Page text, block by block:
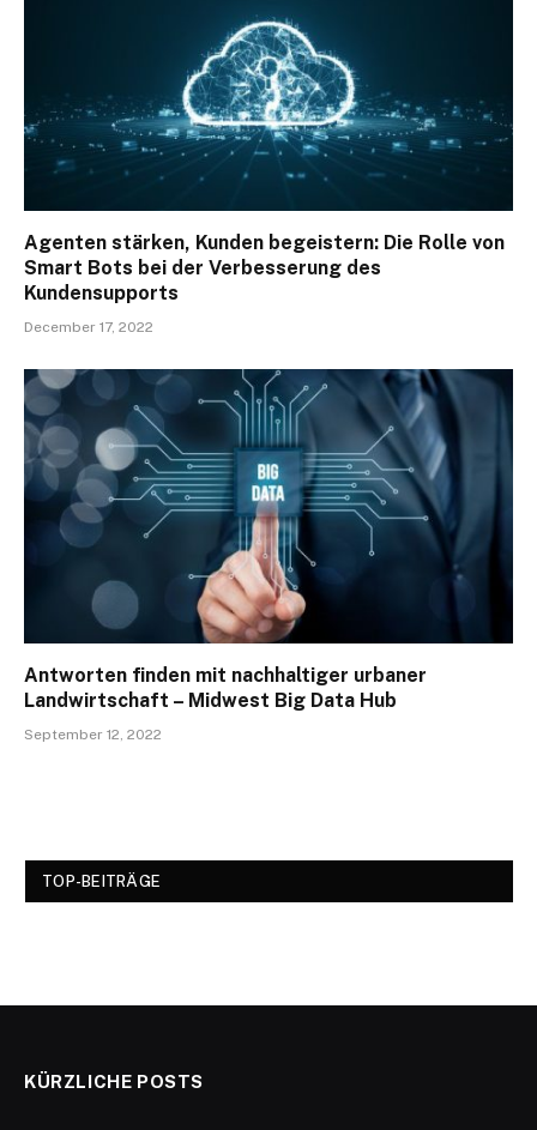
Agenten stärken, Kunden begeistern: Die Rolle von
Smart Bots bei der Verbesserung des
Kundensupports
December 17, 2022
Antworten finden mit nachhaltiger urbaner
Landwirtschaft – Midwest Big Data Hub
September 12, 2022
TOP-BEITRÄGE
KÜRZLICHE POSTS